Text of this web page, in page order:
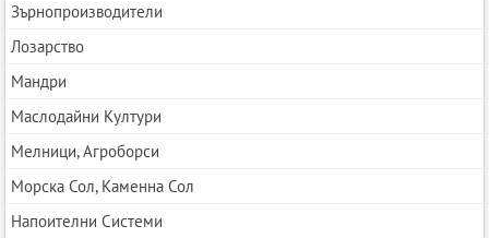
Зърнопроизводители
Лозарство
Мандри
Маслодайни Култури
Мелници, Агроборси
Морска Сол, Каменна Сол
Напоителни Системи